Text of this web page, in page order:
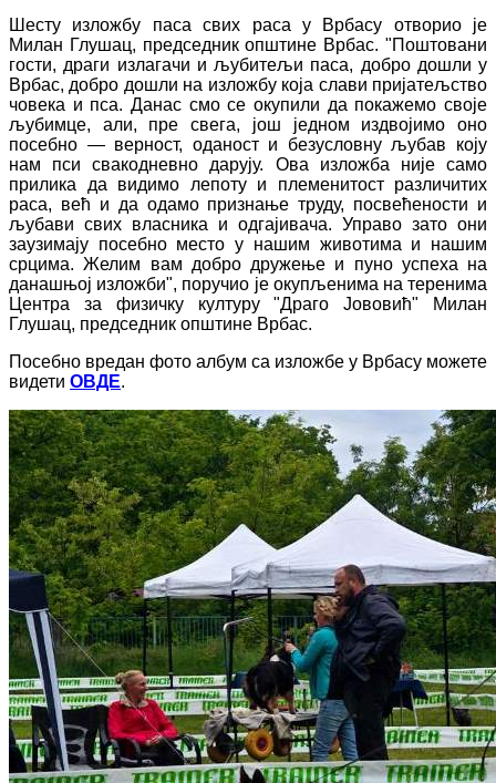
Шесту изложбу паса свих раса у Врбасу отворио је
Милан Глушац, председник општине Врбас. "Поштовани
гости, драги излагачи и љубитељи паса, добро дошли у
Врбас, добро дошли на изложбу која слави пријатељство
човека и пса. Данас смо се окупили да покажемо своје
љубимце, али, пре свега, још једном издвојимо оно
посебно — верност, оданост и безусловну љубав коју
нам пси свакодневно дарују. Ова изложба није само
прилика да видимо лепоту и племенитост различитих
раса, већ и да одамо признање труду, посвећености и
љубави свих власника и одгајивача. Управо зато они
заузимају посебно место у нашим животима и нашим
срцима. Желим вам добро дружење и пуно успеха на
данашњој изложби", поручио је окупљенима на теренима
Центра за физичку културу "Драго Јововић" Милан
Глушац, председник општине Врбас.
Посебно вредан фото албум са изложбе у Врбасу можете
видети ОВДЕ.